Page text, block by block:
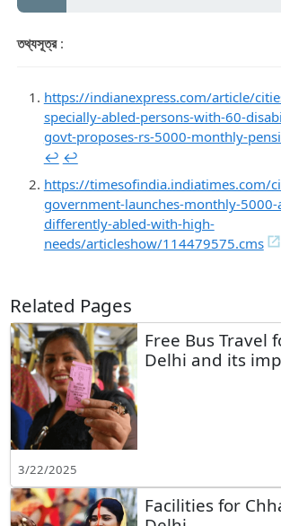
তথ্যসূত্র:
https://indianexpress.com/article/
specially-abled-persons-with-60-
govt-proposes-rs-5000-monthly-
↩︎ ↩︎
https://timesofindia.indiatimes.com/
government-launches-monthly-
differently-abled-with-high-
needs/articleshow/114479575.cms
Related Pages
Free Bus Travel
Delhi and its
3/22/2025
Facilities for